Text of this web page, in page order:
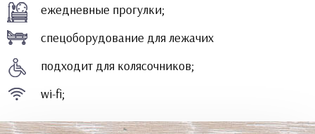
ежедневные прогулки;
спецоборудование для лежачих
подходит для колясочников;
wi-fi;